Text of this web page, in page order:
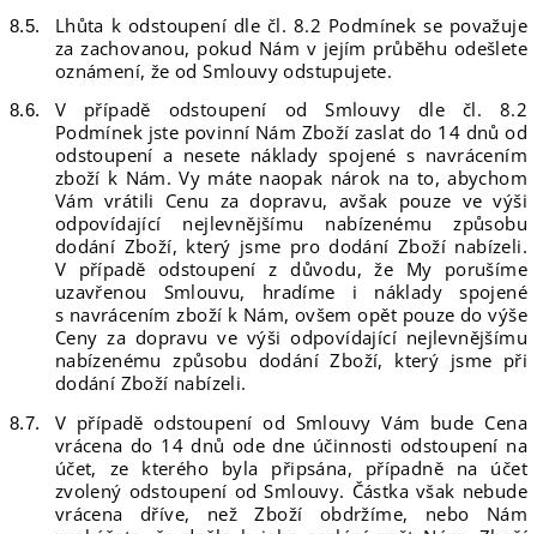
Lhůta k odstoupení dle čl. 8.2 Podmínek se považuje
za zachovanou, pokud Nám v jejím průběhu odešlete
oznámení, že od Smlouvy odstupujete.
V případě odstoupení od Smlouvy dle čl. 8.2
Podmínek jste povinní Nám Zboží zaslat do 14 dnů od
odstoupení a nesete náklady spojené s navrácením
zboží k Nám. Vy máte naopak nárok na to, abychom
Vám vrátili Cenu za dopravu, avšak pouze ve výši
odpovídající nejlevnějšímu nabízenému způsobu
dodání Zboží, který jsme pro dodání Zboží nabízeli.
V případě odstoupení z důvodu, že My porušíme
uzavřenou Smlouvu, hradíme i náklady spojené
s navrácením zboží k Nám, ovšem opět pouze do výše
Ceny za dopravu ve výši odpovídající nejlevnějšímu
nabízenému způsobu dodání Zboží, který jsme při
dodání Zboží nabízeli.
V případě odstoupení od Smlouvy Vám bude Cena
vrácena do 14 dnů ode dne účinnosti odstoupení na
účet, ze kterého byla připsána, případně na účet
zvolený odstoupení od Smlouvy. Částka však nebude
vrácena dříve, než Zboží obdržíme, nebo Nám